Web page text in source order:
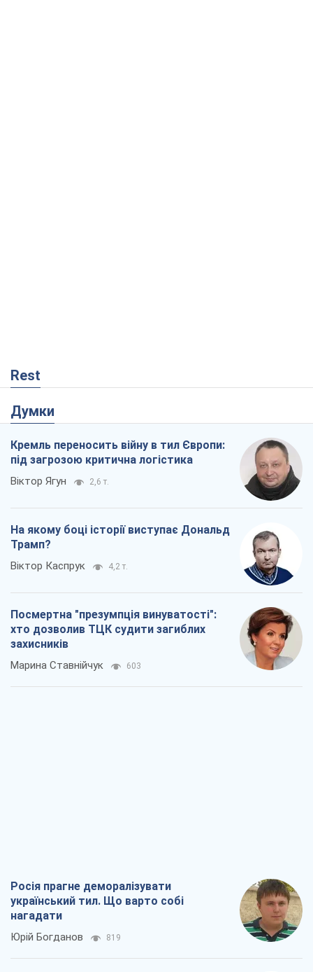
Rest
Думки
Кремль переносить війну в тил Європи:
під загрозою критична логістика
Віктор Ягун 2,6 т.
На якому боці історії виступає Дональд
Трамп?
Віктор Каспрук 4,2 т.
Посмертна "презумпція винуватості":
хто дозволив ТЦК судити загиблих
захисників
Марина Ставнійчук 603
Росія прагне деморалізувати
український тил. Що варто собі
нагадати
Юрій Богданов 819